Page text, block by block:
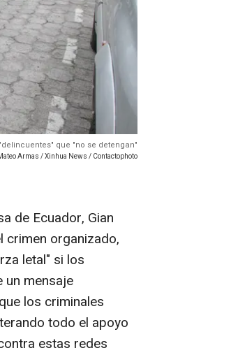
que "no se detengan"
Armas / Xinhua News / Contactophoto
de Ecuador, Gian
crimen organizado,
letal" si los
un mensaje
los criminales
todo el apoyo
estas redes